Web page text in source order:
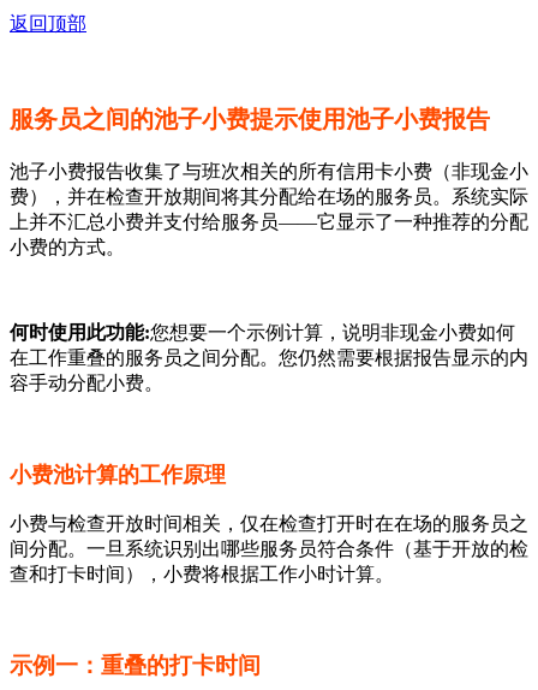
返回顶部
服务员之间的池子小费提示使用池子小费报告
池子小费报告收集了与班次相关的所有信用卡小费（非现金小
费），并在检查开放期间将其分配给在场的服务员。系统实际
上并不汇总小费并支付给服务员——它显示了一种推荐的分配
小费的方式。
何时使用此功能:您想要一个示例计算，说明非现金小费如何
在工作重叠的服务员之间分配。您仍然需要根据报告显示的内
容手动分配小费。
小费池计算的工作原理
小费与检查开放时间相关，仅在检查打开时在在场的服务员之
间分配。一旦系统识别出哪些服务员符合条件（基于开放的检
查和打卡时间），小费将根据工作小时计算。
示例一：重叠的打卡时间